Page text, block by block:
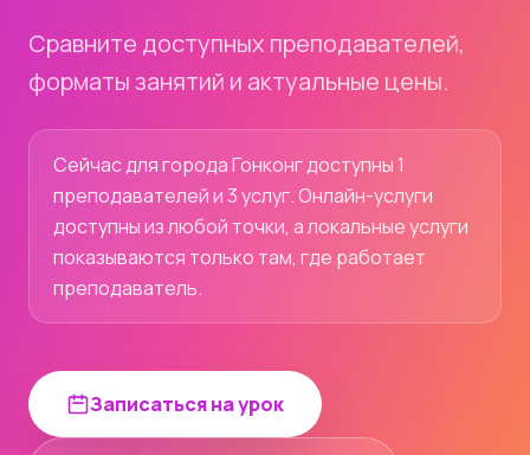
Сравните доступных преподавателей,
форматы занятий и актуальные цены.
Сейчас для города Гонконг доступны 1
преподавателей и 3 услуг. Онлайн-услуги
доступны из любой точки, а локальные услуги
показываются только там, где работает
преподаватель.
Записаться на урок